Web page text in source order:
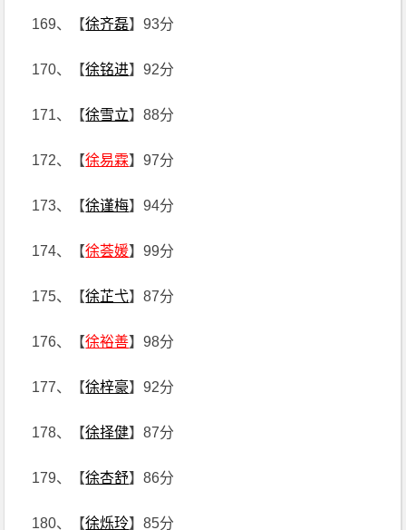
169、【徐齐磊】93分
170、【徐铭进】92分
171、【徐雪立】88分
172、【徐易霖】97分
173、【徐谨梅】94分
174、【徐荟媛】99分
175、【徐芷弋】87分
176、【徐裕善】98分
177、【徐梓豪】92分
178、【徐择健】87分
179、【徐杏舒】86分
180、【徐烁玲】85分